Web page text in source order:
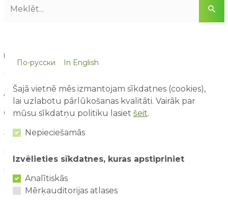
RAKSTU KATEGORIJAS
Aktuāli (90)
Galerija (11)
Jaunumi (160)
По-русски In English
Šajā vietnē mēs izmantojam sīkdatnes (cookies),
lai uzlabotu pārlūkošanas kvalitāti. Vairāk par
mūsu sīkdatņu politiku lasiet šeit.
Nepieciešamās
Izvēlieties sīkdatnes, kuras apstipriniet
Analītiskās
Mērķauditorijas atlases